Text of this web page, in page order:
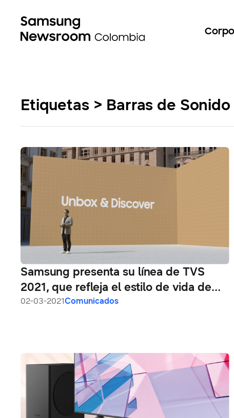
Etiquetas > Barras de
Samsung presenta su línea de TVS
2021, que refleja el estilo de vida de
los usuarios
02-03-2021Comunicados